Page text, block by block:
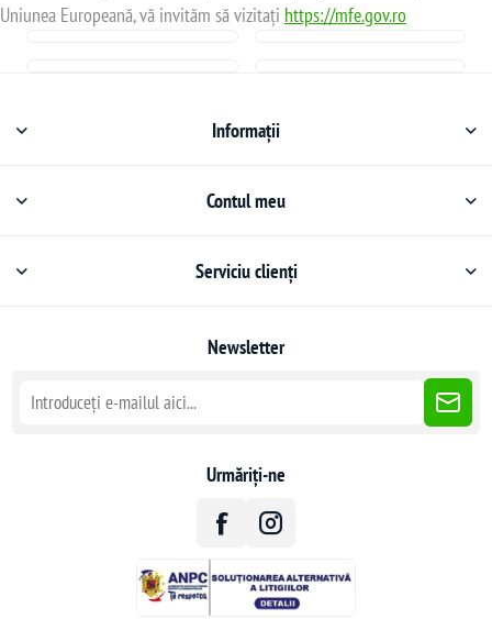
Uniunea Europeană, vă invităm să vizitați https://mfe.gov.ro
Informații
Contul meu
Serviciu clienți
Newsletter
Urmăriți-ne